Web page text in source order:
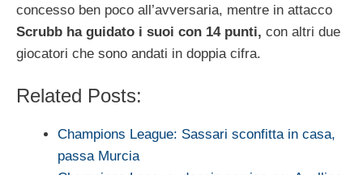
concesso ben poco all’avversaria, mentre in attacco
Scrubb ha guidato i suoi con 14 punti, con altri due
giocatori che sono andati in doppia cifra.
Related Posts:
Champions League: Sassari sconfitta in casa,
passa Murcia